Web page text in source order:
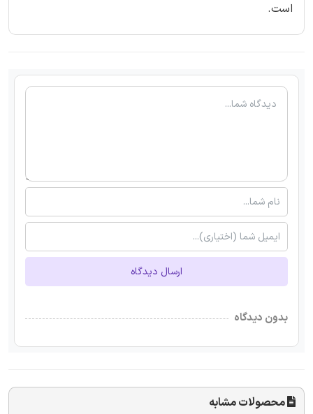
است.
ارسال دیدگاه
بدون دیدگاه
محصولات مشابه